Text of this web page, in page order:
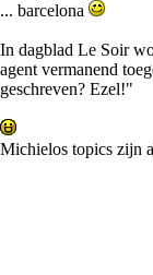
... barcelona
In dagblad Le Soir
agent vermanend
geschreven? Ezel!"
Michielos topics zijn